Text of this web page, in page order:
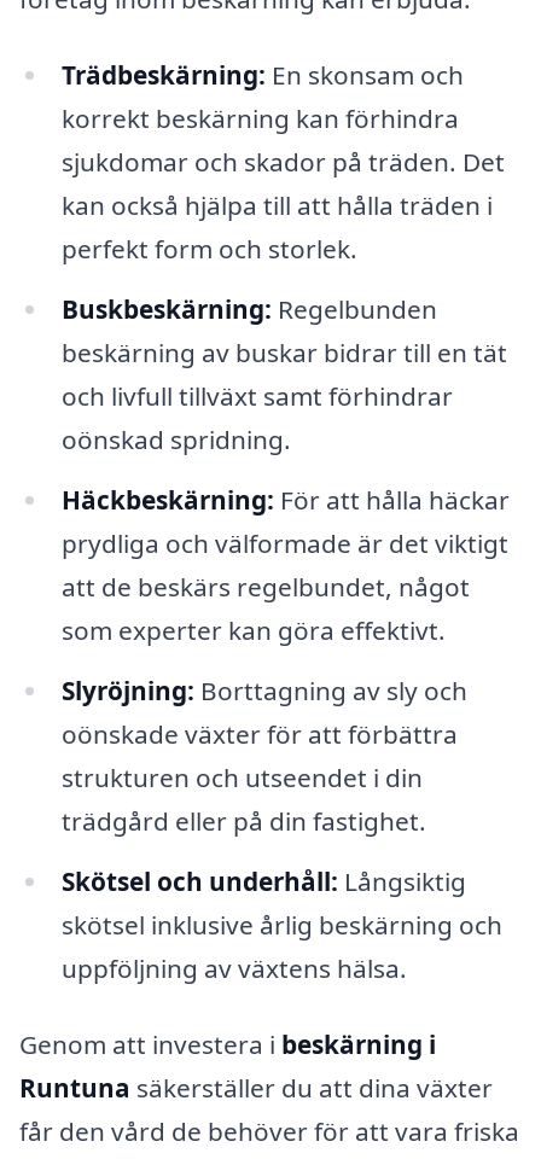
Trädbeskärning: En skonsam och
korrekt beskärning kan förhindra
sjukdomar och skador på träden. Det
kan också hjälpa till att hålla träden i
perfekt form och storlek.
Buskbeskärning: Regelbunden
beskärning av buskar bidrar till en tät
och livfull tillväxt samt förhindrar
oönskad spridning.
Häckbeskärning: För att hålla häckar
prydliga och välformade är det viktigt
att de beskärs regelbundet, något
som experter kan göra effektivt.
Slyröjning: Borttagning av sly och
oönskade växter för att förbättra
strukturen och utseendet i din
trädgård eller på din fastighet.
Skötsel och underhåll: Långsiktig
skötsel inklusive årlig beskärning och
uppföljning av växtens hälsa.
Genom att investera i beskärning i
Runtuna säkerställer du att dina växter
får den vård de behöver för att vara friska